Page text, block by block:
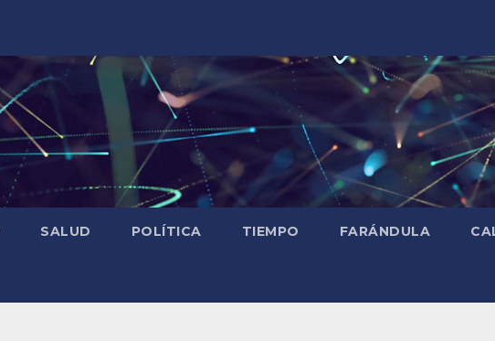
SALUD POLÍTICA TIEMPO FARÁNDULA